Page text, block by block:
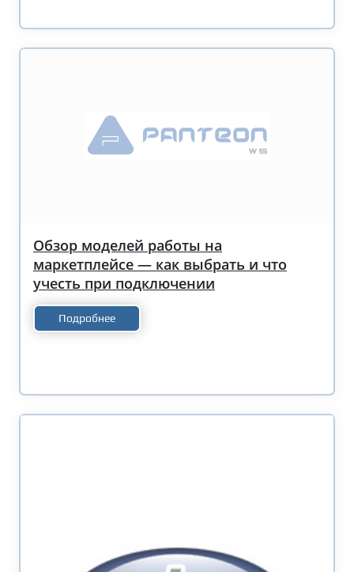
Обзор моделей работы на
маркетплейсе — как выбрать и что
учесть при подключении
Подробнее